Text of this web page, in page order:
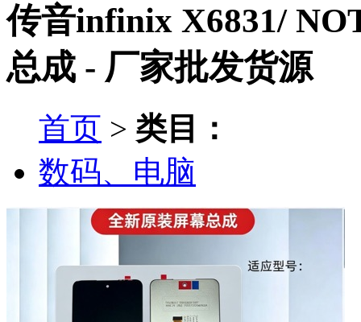
传音infinix X6831/
总成 - 厂家批发货源
首页 > 类目：
数码、电脑